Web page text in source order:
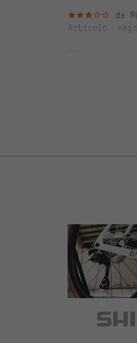
3 de 5 de
Artículo :
war früher
werden.
Design
5 de 5 de
Artículo: